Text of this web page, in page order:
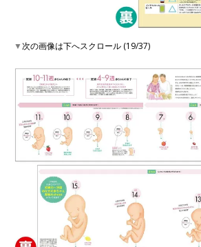
▼次の画像は下へスクロール (19/37)